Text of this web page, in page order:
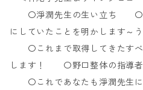
〇淨潤先生の生い立ち 〇
にしていたことを明かします～
〇これまで取得してきたすべ
します！ 〇野口整体の指導者
〇これであなたも淨潤先生